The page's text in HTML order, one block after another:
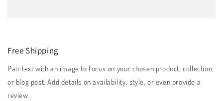
Free Shipping
Pair text with an image to focus on your chosen product, collection,
or blog post. Add details on availability, style, or even provide a
review.